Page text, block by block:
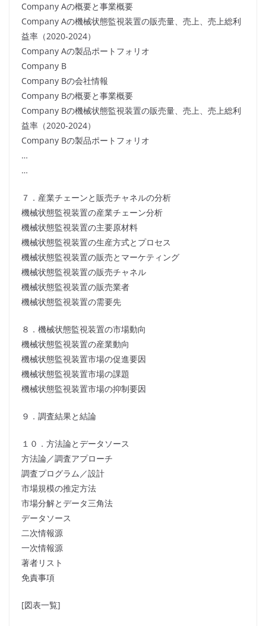
Company Aの概要と事業概要
Company Aの機械状態監視装置の販売量、売上、売上総利
益率（2020-2024）
Company Aの製品ポートフォリオ
Company B
Company Bの会社情報
Company Bの概要と事業概要
Company Bの機械状態監視装置の販売量、売上、売上総利
益率（2020-2024）
Company Bの製品ポートフォリオ
…
…
７．産業チェーンと販売チャネルの分析
機械状態監視装置の産業チェーン分析
機械状態監視装置の主要原材料
機械状態監視装置の生産方式とプロセス
機械状態監視装置の販売とマーケティング
機械状態監視装置の販売チャネル
機械状態監視装置の販売業者
機械状態監視装置の需要先
８．機械状態監視装置の市場動向
機械状態監視装置の産業動向
機械状態監視装置市場の促進要因
機械状態監視装置市場の課題
機械状態監視装置市場の抑制要因
９．調査結果と結論
１０．方法論とデータソース
方法論／調査アプローチ
調査プログラム／設計
市場規模の推定方法
市場分解とデータ三角法
データソース
二次情報源
一次情報源
著者リスト
免責事項
[図表一覧]